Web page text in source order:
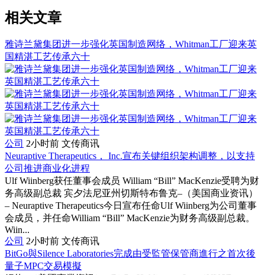
相关文章
雅诗兰黛集团进一步强化英国制造网络，Whitman工厂迎来英
国精湛工艺传承六十
公司 2小时前 文传商讯
Neuraptive Therapeutics， Inc.宣布关键组织架构调整，以支持
公司推进商业化进程
Ulf Wiinberg获任董事会成员 William “Bill” MacKenzie受聘为财
务高级副总裁 宾夕法尼亚州切斯特布鲁克–（美国商业资讯）
– Neuraptive Therapeutics今日宣布任命Ulf Wiinberg为公司董事
会成员，并任命William “Bill” MacKenzie为财务高级副总裁。
Wiin...
公司 2小时前 文传商讯
BitGo與Silence Laboratories完成由受監管保管商進行之首次後
量子MPC交易模擬